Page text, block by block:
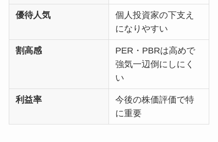
優待人気
個人投資家の下支え
になりやすい
割高感
PER・PBRは高めで
強気一辺倒にしにく
い
利益率
今後の株価評価で特
に重要